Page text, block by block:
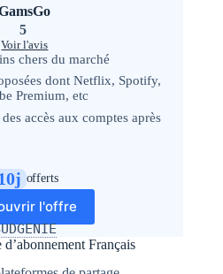
5
Voir l'avis
chers du marché
dont Netflix, Spotify,
Premium, etc
accès aux comptes après
offerts
l'offre
Français